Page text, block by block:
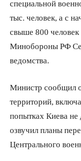
специальной
тыс. человек, а с
свыше 800 человек
Минобороны РФ
ведомства.
Министр сообщил
территорий,
попытках Киева не
озвучил планы
Центрального